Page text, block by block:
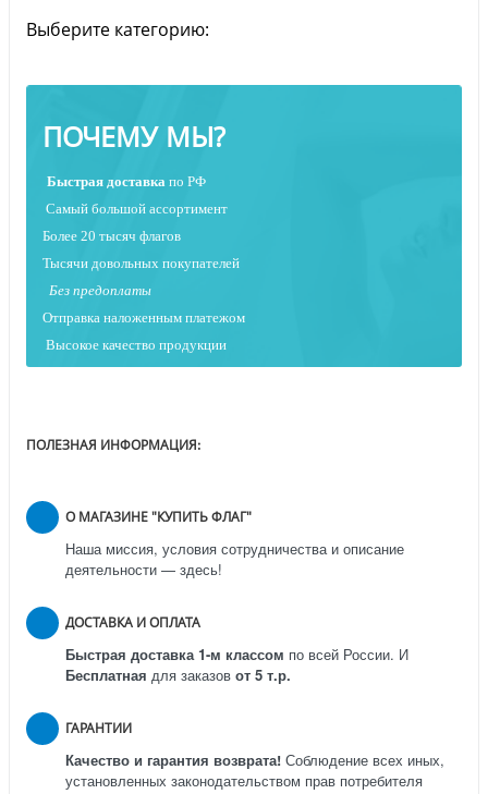
Выберите категорию:
ПОЧЕМУ МЫ?
Быстрая доставка по РФ
Самый большой ассортимент
Более 20 тысяч флагов
Тысячи довольных покупателей
Без предоплаты
Отправка наложенным платежом
Высокое качество продукции
ПОЛЕЗНАЯ ИНФОРМАЦИЯ:
О МАГАЗИНЕ "КУПИТЬ ФЛАГ"
Наша миссия, условия сотрудничества и описание
деятельности — здесь!
ДОСТАВКА И ОПЛАТА
Быстрая доставка 1-м классом по всей России. И
Бесплатная для заказов от 5 т.р.
ГАРАНТИИ
Качество и гарантия возврата! Соблюдение всех иных,
установленных законодательством прав потребителя